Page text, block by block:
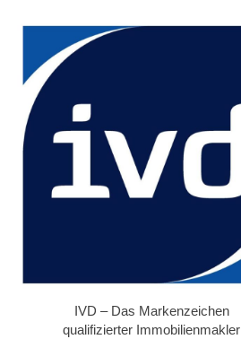
IVD – Das Markenzeichen
qualifizierter Immobilienmakler